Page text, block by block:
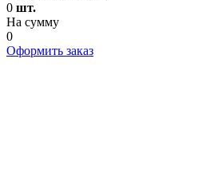
0 шт.
На сумму
0
Оформить заказ